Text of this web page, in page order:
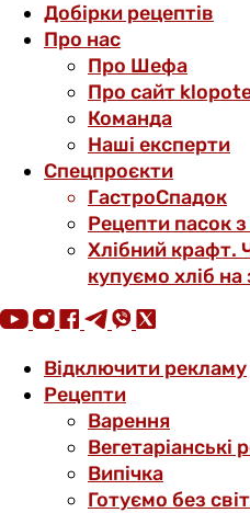
Добірки рецептів
Про нас
Про Шефа
Про сайт
Команда
Наші експерти
Спецпроєкти
ГастроСпадок
Рецепти пасок
Хлібний крафт.
купуємо хліб на
Відключити рекламу
Рецепти
Варення
Вегетаріанські
Випічка
Готуємо без